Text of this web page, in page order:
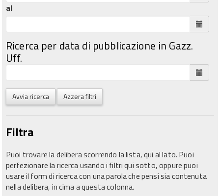
al
Ricerca per data di pubblicazione in Gazz.
Uff.
Avvia ricerca Azzera filtri
Filtra
Puoi trovare la delibera scorrendo la lista, qui al lato. Puoi
perfezionare la ricerca usando i filtri qui sotto, oppure puoi
usare il form di ricerca con una parola che pensi sia contenuta
nella delibera, in cima a questa colonna.